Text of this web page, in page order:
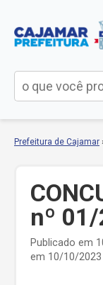
Prefeitura de Cajamar
nº
Publicado em
em 10/10/2023